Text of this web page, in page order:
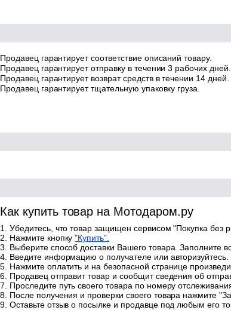
Продавец гарантирует соответствие описаний товару.
Продавец гарантирует отправку в течении 3 рабочих дней.
Продавец гарантирует возврат средств в течении 14 дней.
Продавец гарантирует тщательную упаковку груза.
Как купить товар на Мотодаром.ру
Убедитесь, что товар защищен сервисом "Покупка без
Нажмите кнопку"Купить".
Выберите способ доставки Вашего товара. Заполните
Введите информацию о получателе или
Нажмите оплатить и на безопасной странице
Продавец отправит товар и сообщит сведения об
Проследите путь своего товара по номеру
После получения и проверки своего товара нажмите
Оставьте отзыв о посылке и продавце под любым его